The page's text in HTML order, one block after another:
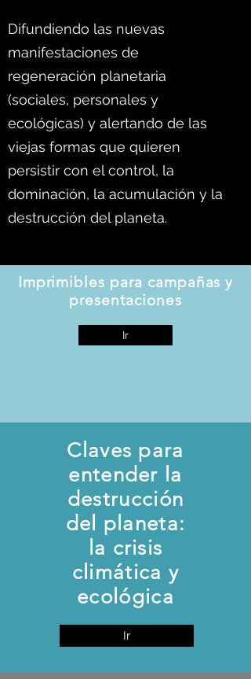
Difundiendo las nuevas
manifestaciones de
regeneración planetaria
(sociales, personales y
ecológicas) y alertando de las
viejas formas que quieren
persistir con el control, la
dominación, la acumulación y la
destrucción del planeta.
Imprimibles para campañas y
presentaciones
Ir
Claves para
entender la
destrucción
del planeta:
la crisis
climática y
ecológica
Ir